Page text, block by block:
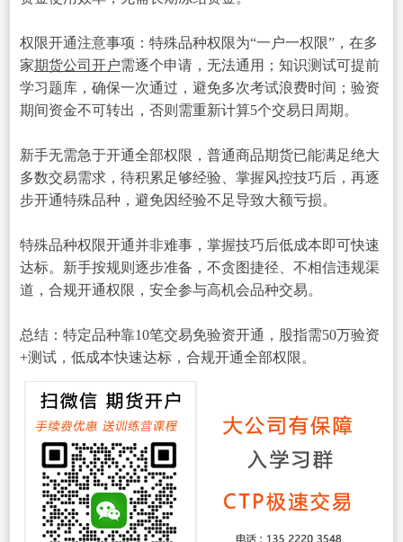
权限开通注意事项：特殊品种权限为“一户一权限”，在多
家期货公司开户需逐个申请，无法通用；知识测试可提前
学习题库，确保一次通过，避免多次考试浪费时间；验资
期间资金不可转出，否则需重新计算5个交易日周期。
新手无需急于开通全部权限，普通商品期货已能满足绝大
多数交易需求，待积累足够经验、掌握风控技巧后，再逐
步开通特殊品种，避免因经验不足导致大额亏损。
特殊品种权限开通并非难事，掌握技巧后低成本即可快速
达标。新手按规则逐步准备，不贪图捷径、不相信违规渠
道，合规开通权限，安全参与高机会品种交易。
总结：特定品种靠10笔交易免验资开通，股指需50万验资
+测试，低成本快速达标，合规开通全部权限。